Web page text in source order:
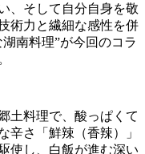
、そして自分自身を敬
術力と繊細な感性を併
南料理”が今回のコラ
土料理で、酸っぱくて
辛さ「鮮辣（香辣）」
使し、白飯が進む深い